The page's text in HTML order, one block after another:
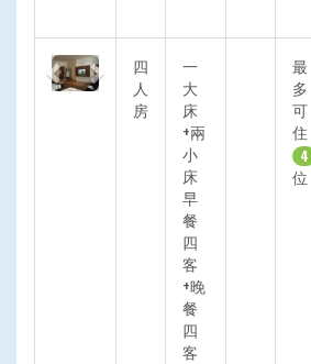
Previous
Next
四
人
房
一
大
床
+兩
小
床
早
餐
四
客
+晚
餐
四
客
最
多
可
住
4
位